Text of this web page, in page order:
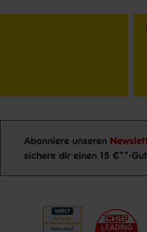
Newsletter Anmeldung
Abonniere unseren
sichere dir einen 15 €**-